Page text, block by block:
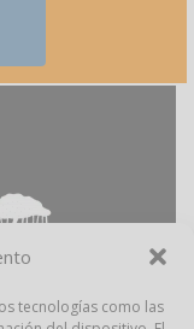
tecnologías como las